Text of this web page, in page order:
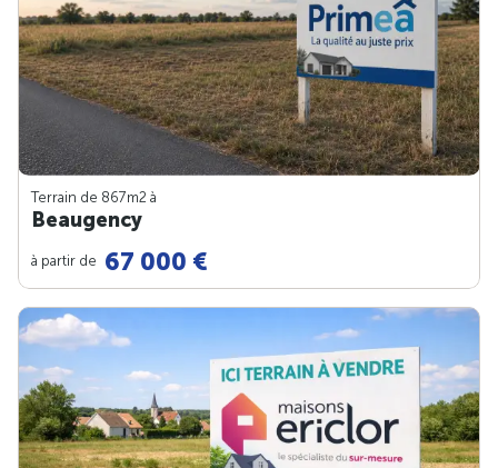
Terrain de 867m2 à
Beaugency
à partir de 67 000 €